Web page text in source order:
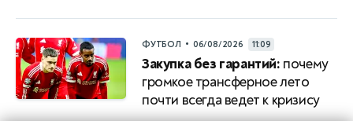
ФУТБОЛ • 06/08/2026 11:09
Закупка без гарантий: почему
громкое трансферное лето
почти всегда ведет к кризису